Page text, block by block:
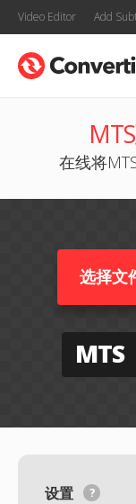
Video Editor Add
在线将
选择文
MTS
设置